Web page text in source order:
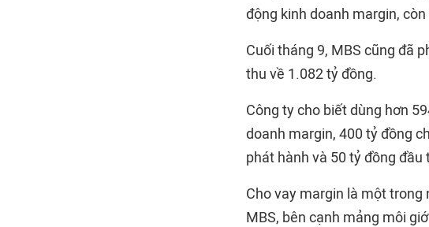
động kinh doanh margin,
Cuối tháng 9, MBS cũng đã
thu về 1.082 tỷ đồng.
Công ty cho biết dùng hơn
doanh margin, 400 tỷ đồng
phát hành và 50 tỷ đồng
Cho vay margin là một
MBS, bên cạnh mảng môi